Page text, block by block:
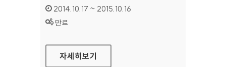
인증기간 :
2014.10.17 ~ 2015.10.16
상태 :
만료
KB국민카드 가맹점 홈페이지
자세히보기